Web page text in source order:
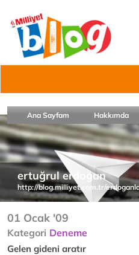
Ana Sayfam Hakkımda
ertuğrul erdoğan
http://blog.milliyet.com.tr/
01 Ocak '09
Kategori Deneme
Gelen gideni aratır